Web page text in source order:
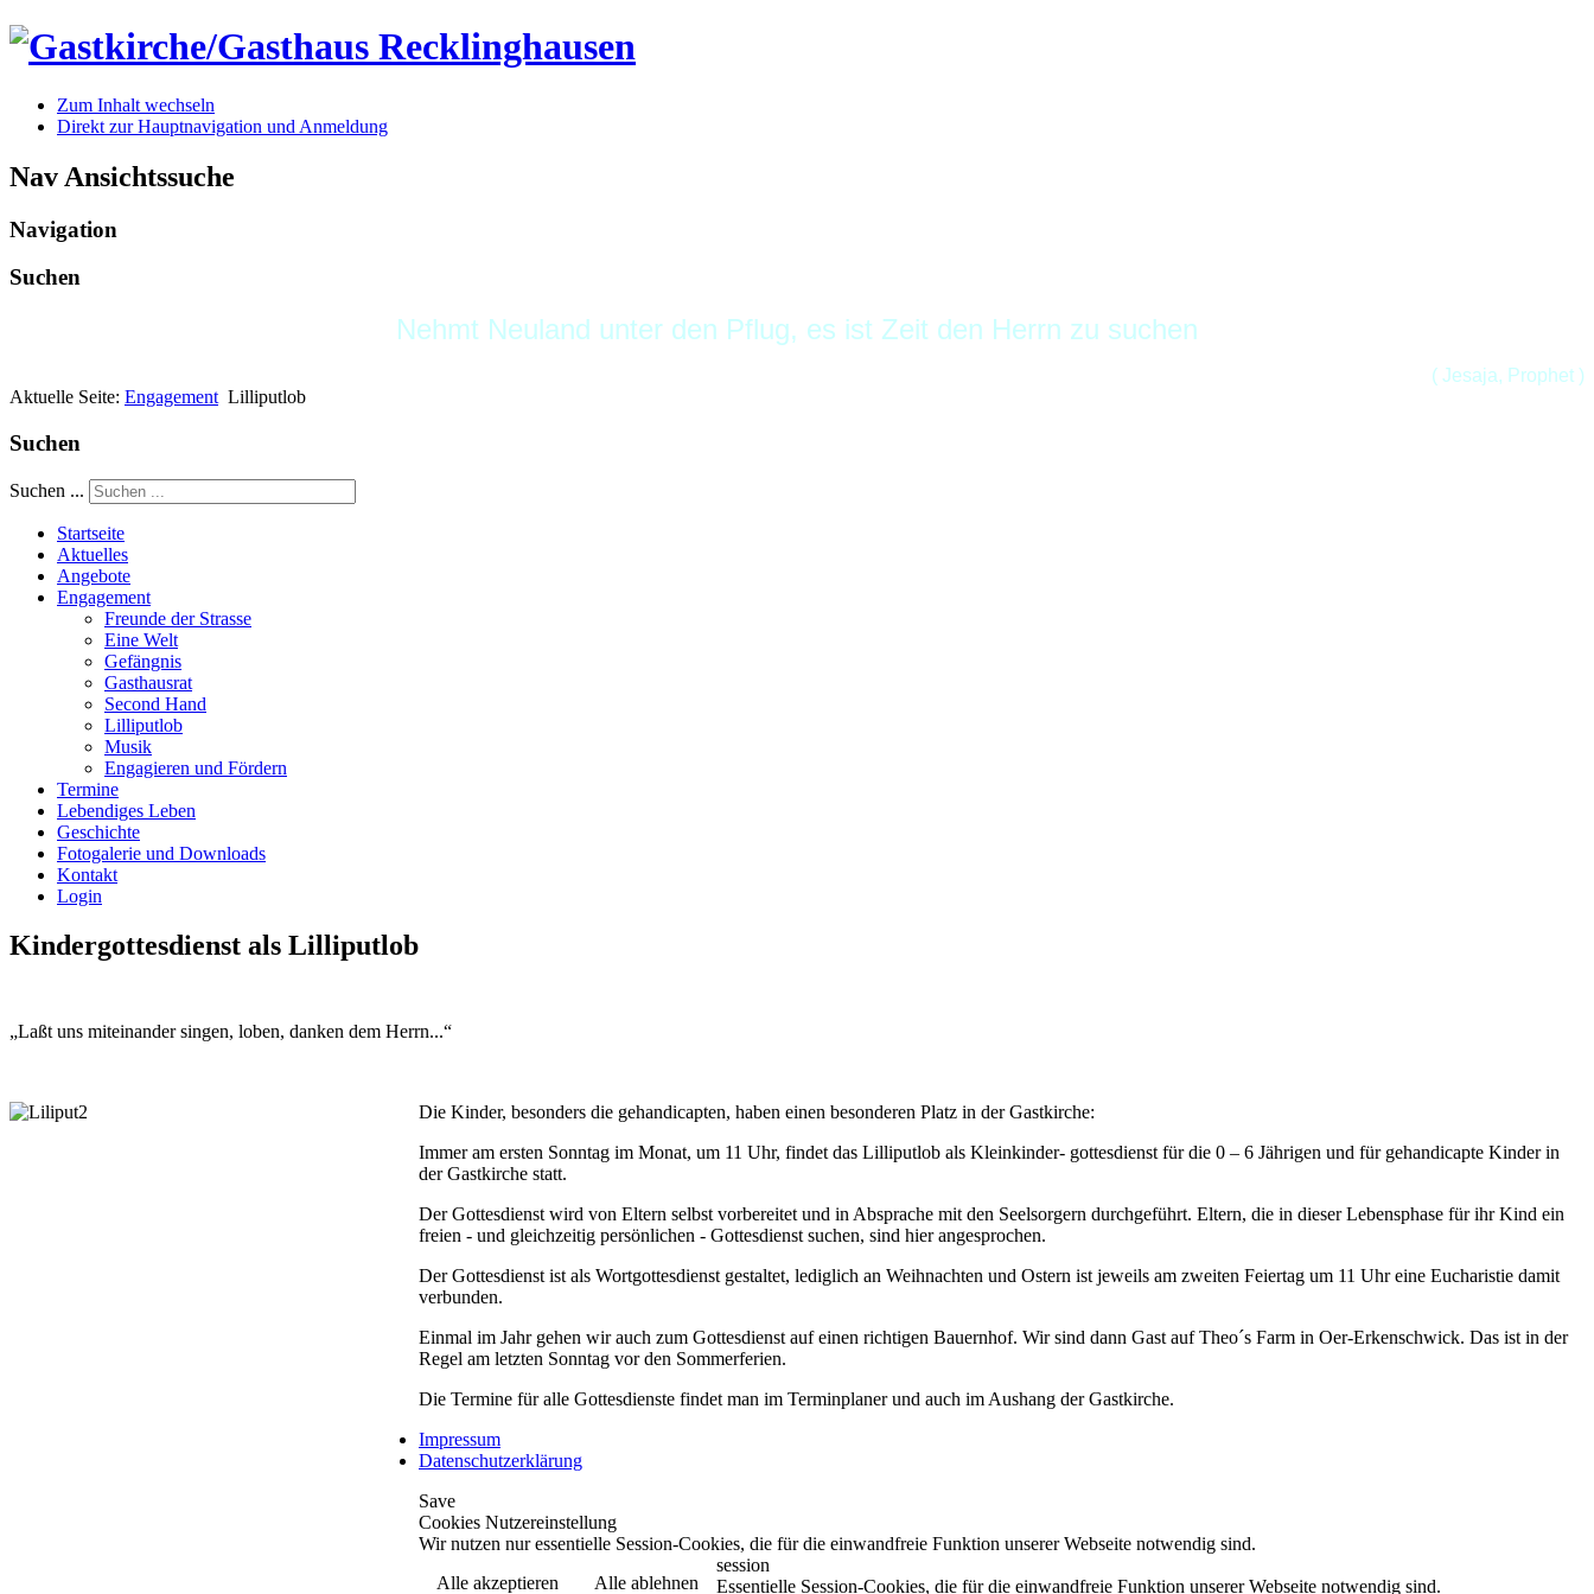
Zum Inhalt wechseln
Direkt zur Hauptnavigation und Anmeldung
Nav Ansichtssuche
Navigation
Suchen
Nehmt Neuland unter den Pflug, es ist Zeit den Herrn zu suchen
( Jesaja, Prophet )
Aktuelle Seite: Engagement Lilliputlob
Suchen
Suchen ...
Startseite
Aktuelles
Angebote
Engagement
Freunde der Strasse
Eine Welt
Gefängnis
Gasthausrat
Second Hand
Lilliputlob
Musik
Engagieren und Fördern
Termine
Lebendiges Leben
Geschichte
Fotogalerie und Downloads
Kontakt
Login
Kindergottesdienst als Lilliputlob
„Laßt uns miteinander singen, loben, danken dem Herrn...“
Die Kinder, besonders die gehandicapten, haben einen besonderen Platz in der Gastkirche:
Immer am ersten Sonntag im Monat, um 11 Uhr, findet das Lilliputlob als Kleinkinder- gottesdienst für die 0 – 6 Jährigen und für gehandicapte Kinder in
der Gastkirche statt.
Der Gottesdienst wird von Eltern selbst vorbereitet und in Absprache mit den Seelsorgern durchgeführt. Eltern, die in dieser Lebensphase für ihr Kind ein
freien - und gleichzeitig persönlichen - Gottesdienst suchen, sind hier angesprochen.
Der Gottesdienst ist als Wortgottesdienst gestaltet, lediglich an Weihnachten und Ostern ist jeweils am zweiten Feiertag um 11 Uhr eine Eucharistie damit
verbunden.
Einmal im Jahr gehen wir auch zum Gottesdienst auf einen richtigen Bauernhof. Wir sind dann Gast auf Theo´s Farm in Oer-Erkenschwick. Das ist in der
Regel am letzten Sonntag vor den Sommerferien.
Die Termine für alle Gottesdienste findet man im Terminplaner und auch im Aushang der Gastkirche.
Impressum
Datenschutzerklärung
Save
Cookies Nutzereinstellung
Wir nutzen nur essentielle Session-Cookies, die für die einwandfreie Funktion unserer Webseite notwendig sind.
Alle akzeptieren
Alle ablehnen
session
Essentielle Session-Cookies, die für die einwandfreie Funktion unserer Webseite notwendig sind.